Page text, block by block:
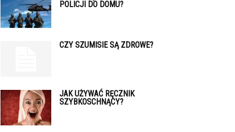
POLICJI DO DOMU?
CZY SZUMISIE SĄ ZDROWE?
JAK UŻYWAĆ RĘCZNIK
SZYBKOSCHNĄCY?